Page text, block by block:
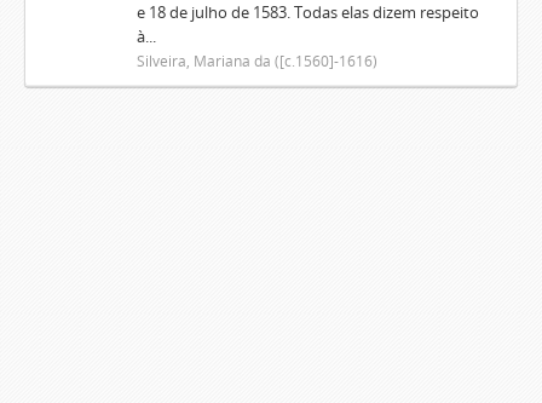
e 18 de julho de 1583. Todas elas dizem respeito
à...
Silveira, Mariana da ([c.1560]-1616)